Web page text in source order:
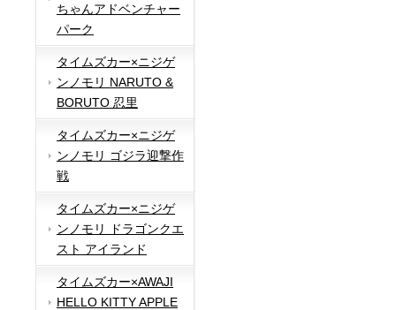
ちゃんアドベンチャー
パーク
タイムズカー×ニジゲ
ンノモリ NARUTO &
BORUTO 忍里
タイムズカー×ニジゲ
ンノモリ ゴジラ迎撃作
戦
タイムズカー×ニジゲ
ンノモリ ドラゴンクエ
スト アイランド
タイムズカー×AWAJI
HELLO KITTY APPLE